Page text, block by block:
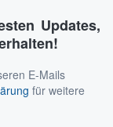
Updates,
E-Mails
für weitere